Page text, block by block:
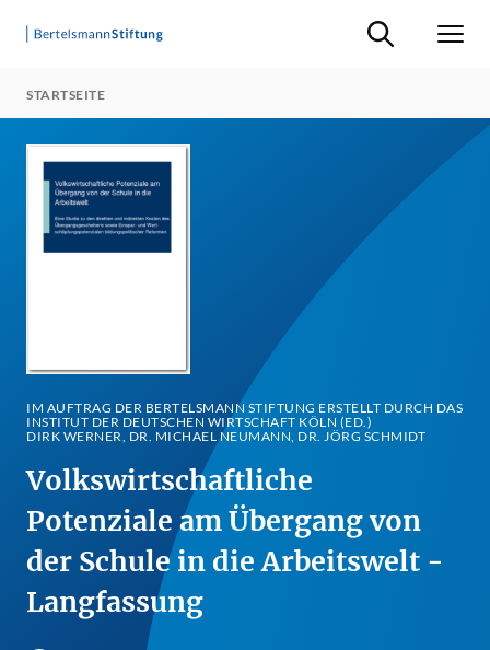
Suche ein-/
STARTSEITE
IM AUFTRAG DER BERTELSMANN STIFTUNG ERSTELLT DURCH DAS
INSTITUT DER DEUTSCHEN WIRTSCHAFT KÖLN (ED.)
DIRK WERNER, DR. MICHAEL NEUMANN, DR. JÖRG SCHMIDT
Volkswirtschaftliche
Potenziale am Übergang von
der Schule in die Arbeitswelt -
Langfassung